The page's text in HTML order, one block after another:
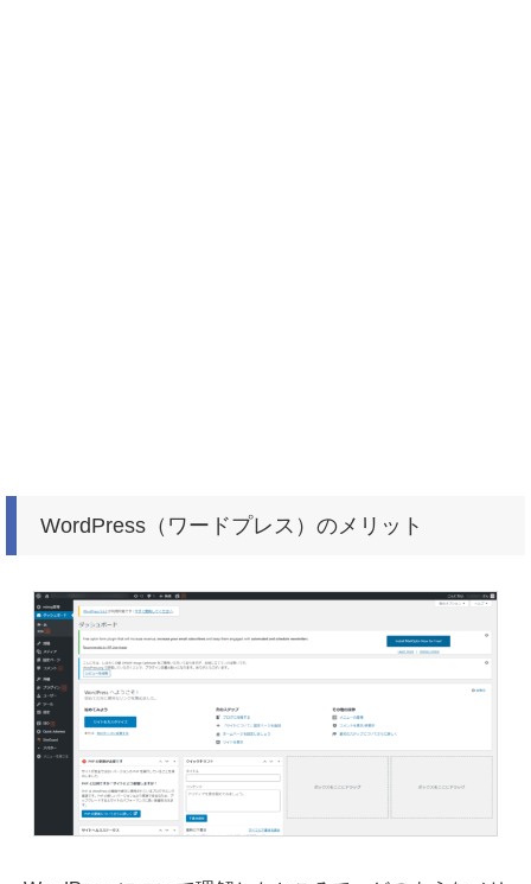
WordPress（ワードプレス）のメリット